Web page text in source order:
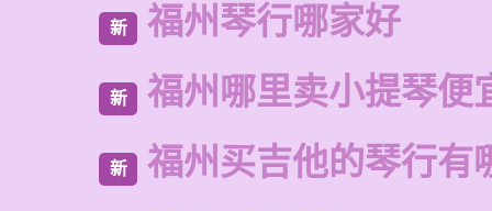
新 福州琴行哪家好
新 福州哪里卖小提琴便
新 福州买吉他的琴行有